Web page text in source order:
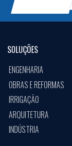
SOLUÇÕES
ENGENHARIA
OBRAS E REFORMAS
IRRIGAÇÃO
ARQUITETURA
INDÚSTRIA